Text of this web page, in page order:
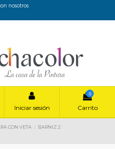
nosotros
Iniciar sesión
0
Carrito
CON VETA
BARNIZ 2